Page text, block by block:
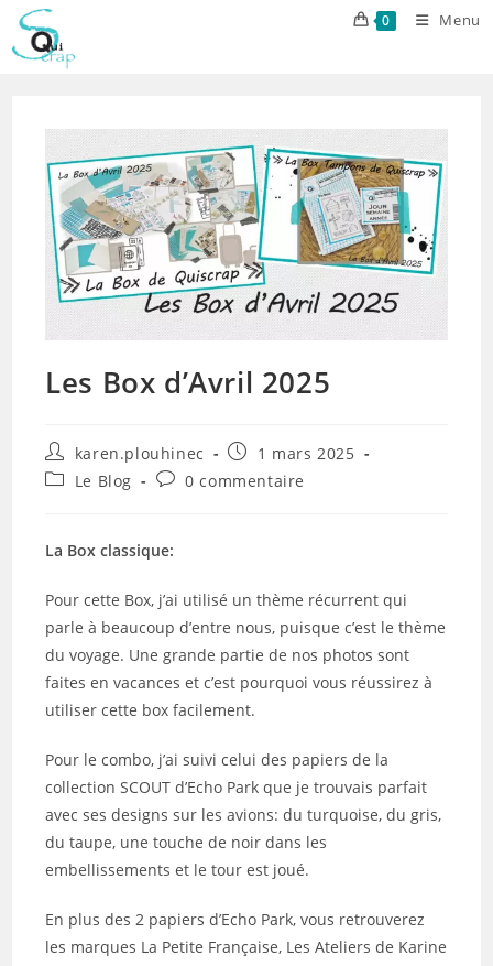
Skip
content
0 Menu
Les Box d’Avril 2025
Auteur/autrice
de
la
karen.plouhinec
Publication
publiée :
1 mars 2025
PostLe Blog
Commentaires
0 commentaire
La Box classique:
Pour cette Box, j’ai utilisé un thème récurrent qui
parle à beaucoup d’entre nous, puisque c’est le thème
du voyage. Une grande partie de nos photos sont
faites en vacances et c’est pourquoi vous réussirez à
utiliser cette box facilement.
Pour le combo, j’ai suivi celui des papiers de la
collection SCOUT d’Echo Park que je trouvais parfait
avec ses designs sur les avions: du turquoise, du gris,
du taupe, une touche de noir dans les
embellissements et le tour est joué.
En plus des 2 papiers d’Echo Park, vous retrouverez
les marques La Petite Française, Les Ateliers de Karine